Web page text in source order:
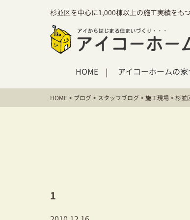
杉並区を中心に1,000棟以上の施工実績をも
HOME アイコーホームの家
HOME> ブログ> スタッフブログ>施工現場>杉並
1